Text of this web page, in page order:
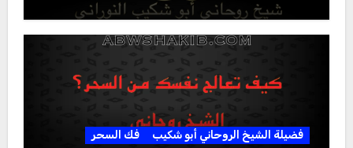
فضيلة الشيخ الروحاني أبو شكيب فك السحر